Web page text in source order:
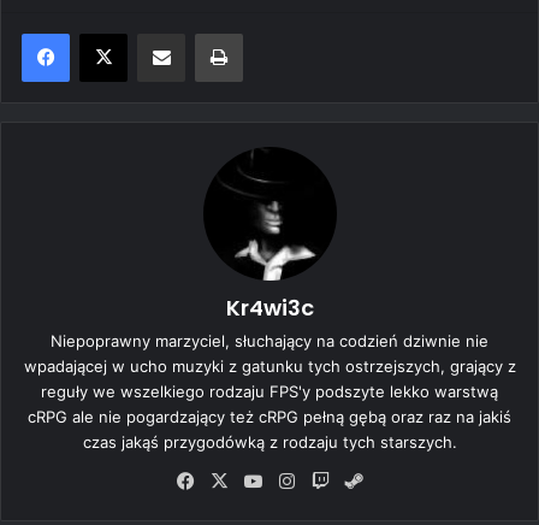
Kr4wi3c
Niepoprawny marzyciel, słuchający na codzień dziwnie nie
wpadającej w ucho muzyki z gatunku tych ostrzejszych, grający z
reguły we wszelkiego rodzaju FPS'y podszyte lekko warstwą
cRPG ale nie pogardzający też cRPG pełną gębą oraz raz na jakiś
czas jakąś przygodówką z rodzaju tych starszych.
Fa
X
Yo
Ins
Tw